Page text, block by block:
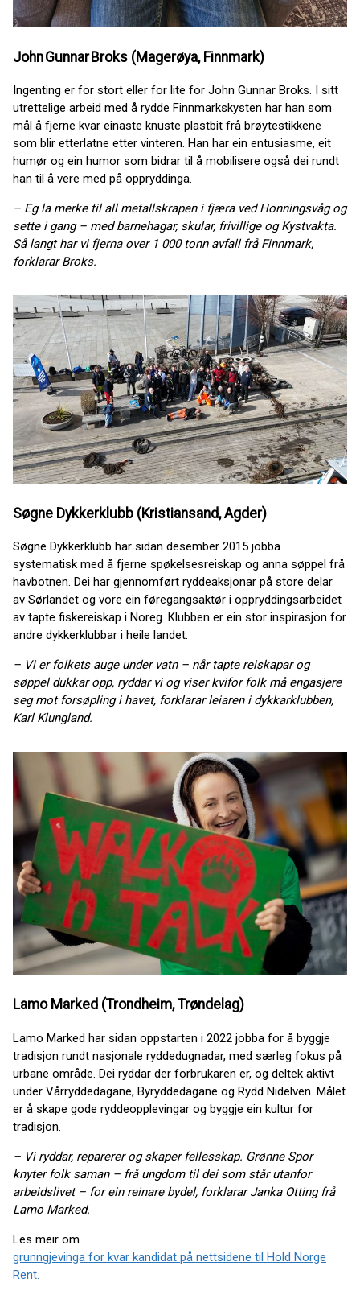
John Gunnar Broks (Magerøya, Finnmark)
Ingenting er for stort eller for lite for John Gunnar Broks. I sitt
utrettelige arbeid med å rydde Finnmarkskysten har han som
mål å fjerne kvar einaste knuste plastbit frå brøytestikkene
som blir etterlatne etter vinteren. Han har ein entusiasme, eit
humør og ein humor som bidrar til å mobilisere også dei rundt
han til å vere med på oppryddinga.
– Eg la merke til all metallskrapen i fjæra ved Honningsvåg og
sette i gang – med barnehagar, skular, frivillige og Kystvakta.
Så langt har vi fjerna over 1 000 tonn avfall frå Finnmark,
forklarar Broks.
Søgne Dykkerklubb (Kristiansand, Agder)
Søgne Dykkerklubb har sidan desember 2015 jobba
systematisk med å fjerne spøkelsesreiskap og anna søppel frå
havbotnen. Dei har gjennomført ryddeaksjonar på store delar
av Sørlandet og vore ein føregangsaktør i oppryddingsarbeidet
av tapte fiskereiskap i Noreg. Klubben er ein stor inspirasjon for
andre dykkerklubbar i heile landet.
– Vi er folkets auge under vatn – når tapte reiskapar og
søppel dukkar opp, ryddar vi og viser kvifor folk må engasjere
seg mot forsøpling i havet, forklarar leiaren i dykkarklubben,
Karl Klungland.
Lamo Marked (Trondheim, Trøndelag)
Lamo Marked har sidan oppstarten i 2022 jobba for å byggje
tradisjon rundt nasjonale ryddedugnadar, med særleg fokus på
urbane område. Dei ryddar der forbrukaren er, og deltek aktivt
under Vårryddedagane, Byryddedagane og Rydd Nidelven. Målet
er å skape gode ryddeopplevingar og byggje ein kultur for
tradisjon.
– Vi ryddar, reparerer og skaper fellesskap. Grønne Spor
knyter folk saman – frå ungdom til dei som står utanfor
arbeidslivet – for ein reinare bydel, forklarar Janka Otting frå
Lamo Marked.
Les meir om
grunngjevinga for kvar kandidat på nettsidene til Hold Norge
Rent.